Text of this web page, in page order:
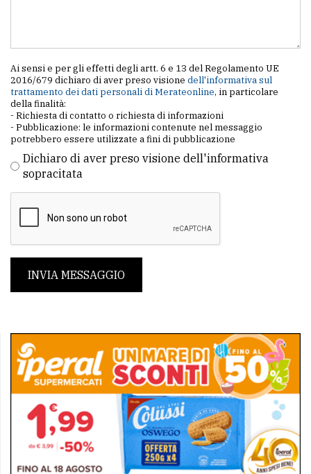
Ai sensi e per gli effetti degli artt. 6 e 13 del Regolamento UE
2016/679 dichiaro di aver preso visione dell'informativa sul
trattamento dei dati personali di Merateonline, in particolare
della finalità:
- Richiesta di contatto o richiesta di informazioni
- Pubblicazione: le informazioni contenute nel messaggio
potrebbero essere utilizzate a fini di pubblicazione
Dichiaro di aver preso visione dell'informativa
sopracitata
INVIA MESSAGGIO